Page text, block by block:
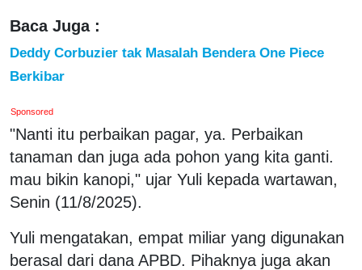
Baca Juga :
Deddy Corbuzier tak Masalah Bendera One Piece
Berkibar
Sponsored
"Nanti itu perbaikan pagar, ya. Perbaikan
tanaman dan juga ada pohon yang kita ganti.
mau bikin kanopi," ujar Yuli kepada wartawan,
Senin (11/8/2025).
Yuli mengatakan, empat miliar yang digunakan
berasal dari dana APBD. Pihaknya juga akan